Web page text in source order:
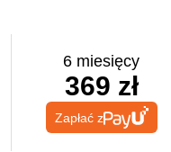
6 miesięcy
369 zł
Zapłać z